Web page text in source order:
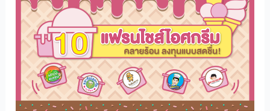
รน
ไชส์
ไอศกรีม
คลาย
ร้อน
ลงทุน